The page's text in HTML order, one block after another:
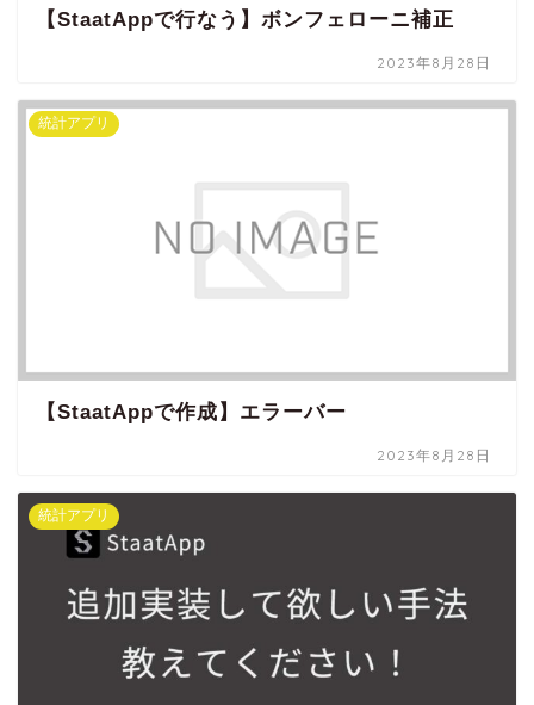
【StaatAppで行なう】ボンフェローニ補正
2023年8月28日
統計アプリ
【StaatAppで作成】エラーバー
2023年8月28日
統計アプリ